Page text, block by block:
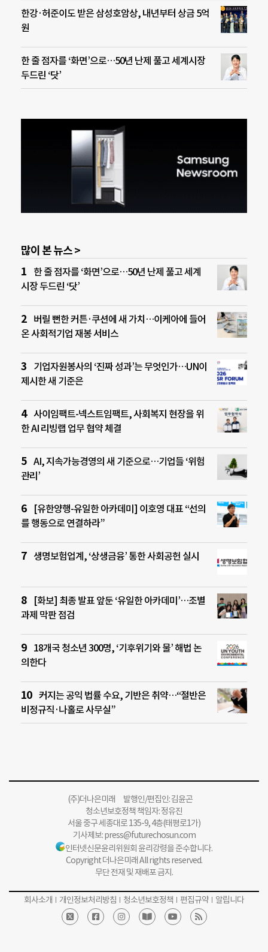
한강·허준이도 받은 삼성호암상, 내년부터 상금 5억
원
한 줄 점자를 ‘화면’으로…50년 난제 풀고 세계시장
두드린 ‘닷’
많이 본 뉴스 >
한 줄 점자를 ‘화면’으로…50년 난제 풀고 세계
시장 두드린 ‘닷’
버릴 뻔한 커튼·쿠션에 새 가치…이케아에 들어
온 사회적기업 재봉 서비스
기업자원봉사의 ‘진짜 성과’는 무엇인가…UN이
제시한 새 기준은
사이임팩트-넥스트임팩트, 사회복지 현장을 위
한 AI 리빙랩 업무 협약 체결
AI, 지속가능경영의 새 기준으로…기업들 ‘위험
관리’
[유한양행-유일한 아카데미] 이호영 대표 “선의
를 행동으로 연결하라”
생명보험업계, ‘상생금융’ 통한 사회공헌 실시
[화보] 최종 발표 앞둔 ‘유일한 아카데미’…조별
과제 막판 점검
18개국 청소년 300명, ‘기후위기와 물’ 해법 논
의한다
커지는 공익 법률 수요, 기반은 취약…“절반은
비정규직·나홀로 사무실”
(주)더나은미래 발행인/편집인: 김윤곤
청소년보호정책 책임자: 정유진
서울 중구 세종대로 135-9, 4층(태평로1가)
기사제보:press@futurechosun.com
인터넷신문윤리위원회 윤리강령을 준수합니다.
Copyright 더나은미래 All rights reserved.
무단 전재 및 재배포 금지.
회사소개 개인정보처리방침 청소년보호정책 편집규약 알립니다